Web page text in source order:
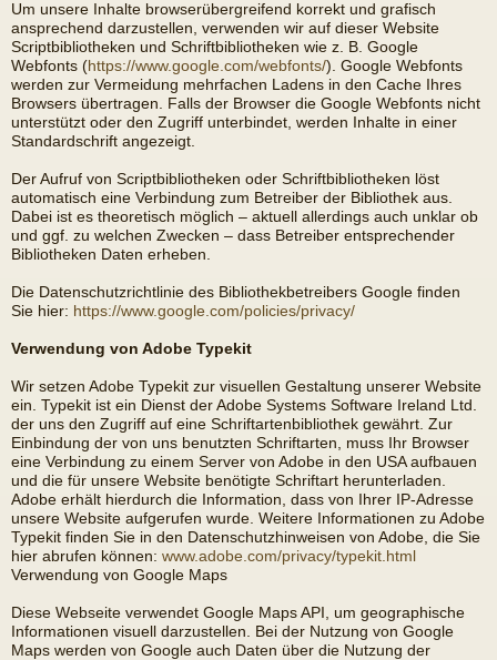
Um unsere Inhalte browserübergreifend korrekt und grafisch
ansprechend darzustellen, verwenden wir auf dieser Website
Scriptbibliotheken und Schriftbibliotheken wie z. B. Google
Webfonts (https://www.google.com/webfonts/). Google Webfonts
werden zur Vermeidung mehrfachen Ladens in den Cache Ihres
Browsers übertragen. Falls der Browser die Google Webfonts nicht
unterstützt oder den Zugriff unterbindet, werden Inhalte in einer
Standardschrift angezeigt.
Der Aufruf von Scriptbibliotheken oder Schriftbibliotheken löst
automatisch eine Verbindung zum Betreiber der Bibliothek aus.
Dabei ist es theoretisch möglich – aktuell allerdings auch unklar ob
und ggf. zu welchen Zwecken – dass Betreiber entsprechender
Bibliotheken Daten erheben.
Die Datenschutzrichtlinie des Bibliothekbetreibers Google finden
Sie hier: https://www.google.com/policies/privacy/
Verwendung von Adobe Typekit
Wir setzen Adobe Typekit zur visuellen Gestaltung unserer Website
ein. Typekit ist ein Dienst der Adobe Systems Software Ireland Ltd.
der uns den Zugriff auf eine Schriftartenbibliothek gewährt. Zur
Einbindung der von uns benutzten Schriftarten, muss Ihr Browser
eine Verbindung zu einem Server von Adobe in den USA aufbauen
und die für unsere Website benötigte Schriftart herunterladen.
Adobe erhält hierdurch die Information, dass von Ihrer IP-Adresse
unsere Website aufgerufen wurde. Weitere Informationen zu Adobe
Typekit finden Sie in den Datenschutzhinweisen von Adobe, die Sie
hier abrufen können: www.adobe.com/privacy/typekit.html
Verwendung von Google Maps
Diese Webseite verwendet Google Maps API, um geographische
Informationen visuell darzustellen. Bei der Nutzung von Google
Maps werden von Google auch Daten über die Nutzung der